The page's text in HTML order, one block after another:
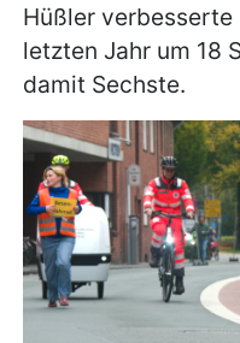
Hüßler
letzten Jahr um 18
damit Sechste.